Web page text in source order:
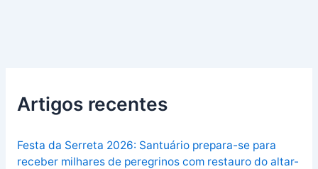
Artigos recentes
Festa da Serreta 2026: Santuário prepara-se para
receber milhares de peregrinos com restauro do altar-